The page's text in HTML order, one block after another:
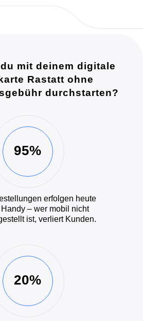
mit deinem digitale
Rastatt ohne
durchstarten?
95%
erfolgen heute
– wer mobil nicht
ist, verliert Kunden.
20%